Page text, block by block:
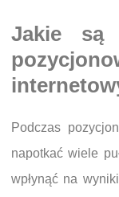
Jakie są
Podczas
napotkać wiele
wpłynąć na